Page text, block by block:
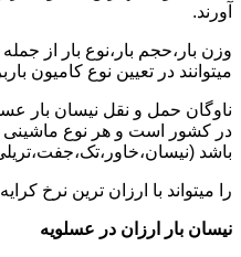
آورند.
وزن بار،حجم بار،نوع بار از
میتوانند در تعیین نوع کامیون
ناوگان حمل و نقل نیسان بار
در کشور است و هر نوع ماشینی
باشد
را میتواند با ارزان ترین نرخ
نیسان بار ارزان در عسلویه